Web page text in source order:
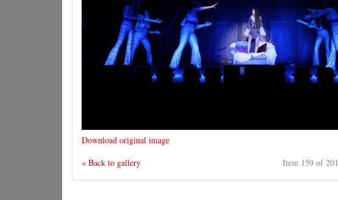
Download original image
« Back to gallery
Item 159 of 201